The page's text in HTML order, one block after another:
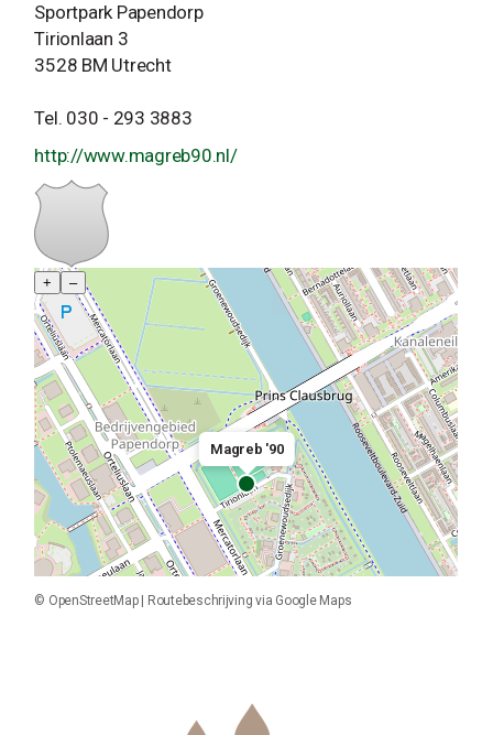
Sportpark Papendorp
Tirionlaan 3
3528 BM Utrecht
Tel. 030 - 293 3883
http://www.magreb90.nl/
Magreb '90
+ –
© OpenStreetMap| Routebeschrijving via Google Maps